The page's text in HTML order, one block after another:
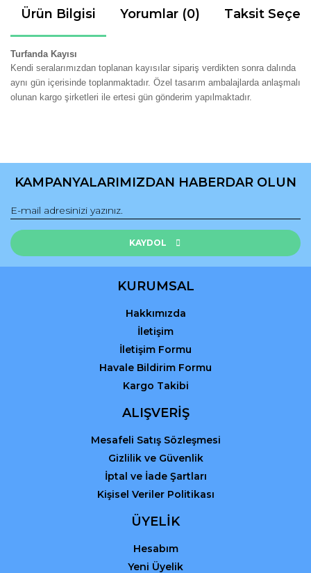
Ürün Bilgisi Yorumlar (0) Taksit
Turfanda Kayısı
Kendi seralarımızdan toplanan kayısılar sipariş verdikten sonra dalında
aynı gün içerisinde toplanmaktadır. Özel tasarım ambalajlarda anlaşmalı
olunan kargo şirketleri ile ertesi gün gönderim yapılmaktadır.
konularda yetersiz gördüğünüz noktaları öneri formunu
Görüş ve önerileriniz için teşekkür ederiz.
Ürün resmi kalitesiz, bozuk veya görüntülenemiyor.
Ürün açıklamasında eksik bilgiler bulunuyor.
Ürün fiyatı diğer sitelerden daha pahalı.
Gönder
KAMPANYALARIMIZDAN HABERDAR OLUN
KAYDOL
KURUMSAL
Hakkımızda
İletişim
İletişim Formu
Havale Bildirim Formu
Kargo Takibi
ALIŞVERİŞ
Mesafeli Satış Sözleşmesi
Gizlilik ve Güvenlik
İptal ve İade Şartları
Kişisel Veriler Politikası
ÜYELİK
Hesabım
Yeni Üyelik